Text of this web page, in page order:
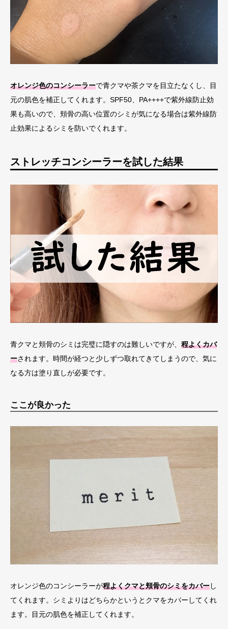
オレンジ色のコンシーラーで青クマや茶クマを目立たなくし、目
元の肌色を補正してくれます。SPF50、PA++++で紫外線防止効
果も高いので、頬骨の高い位置のシミが気になる場合は紫外線防
止効果によるシミを防いでくれます。
ストレッチコンシーラーを試した結果
青クマと頬骨のシミは完璧に隠すのは難しいですが、 程よくカバ
ーされます。時間が経つと少しずつ取れてきてしまうので、気に
なる方は塗り直しが必要です。
ここが良かった
オレンジ色のコンシーラーが程よくクマと頬骨のシミをカバーし
てくれます。シミよりはどちらかというとクマをカバーしてくれ
ます。目元の肌色を補正してくれます。